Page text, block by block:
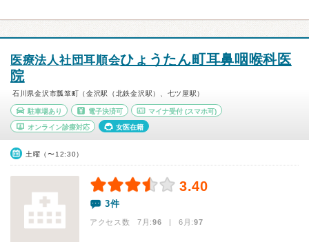
医療法人社団耳順会ひょうたん町耳鼻咽喉科医
院
石川県金沢市瓢箪町（金沢駅（北鉄金沢駅）、七ツ屋駅）
駐車場あり 電子決済可 マイナ受付 (スマホ可)
オンライン診療対応 女医在籍
土曜（〜12:30）
3.40
3件
アクセス数 7月:96 | 6月:97